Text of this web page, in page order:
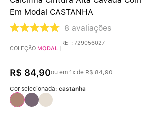
Em Modal CASTANHA
8 avaliações
COLEÇÃO MODAL |
REF: 729056027
R$ 84,90ou em 1x de R$ 84,90
Cor selecionada: castanha
2º Calcinhas
Sutiã Bojo
5º Calcinha Algodão